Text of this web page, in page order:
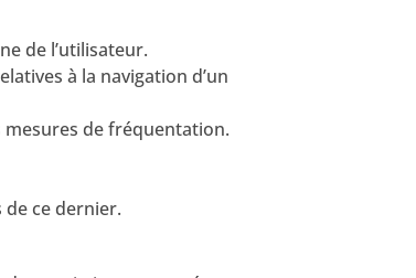
de l’utilisateur.
à la navigation d’un
de fréquentation.
ce dernier.